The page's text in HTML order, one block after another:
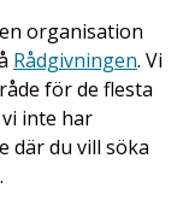
organisation
Rådgivningen. Vi
för de flesta
inte har
där du vill söka